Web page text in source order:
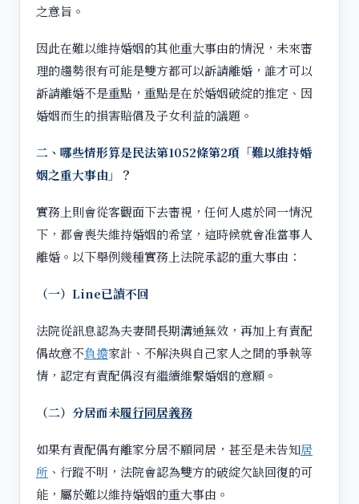
之意旨。
因此在難以維持婚姻的其他重大事由的情況，未來審
理的趨勢很有可能是雙方都可以訴請離婚，誰才可以
訴請離婚不是重點，重點是在於婚姻破綻的推定、因
婚姻而生的損害賠償及子女利益的議題。
二、 哪些情形算是民法第1052條第2項「難以維持婚
姻之重大事由」？
實務上則會從客觀面下去審視，任何人處於同一情況
下，都會喪失維持婚姻的希望，這時候就會准當事人
離婚。以下舉例幾種實務上法院承認的重大事由：
（一）Line已讀不回
法院從訊息認為夫妻間長期溝通無效，再加上有責配
偶故意不負擔家計、不解決與自己家人之間的爭執等
情，認定有責配偶沒有繼續維繫婚姻的意願。
（二）分居而未履行同居義務
如果有責配偶有離家分居不願同居，甚至是未告知居
所 、行蹤不明，法院會認為雙方的破綻欠缺回復的可
能，屬於難以維持婚姻的重大事由。